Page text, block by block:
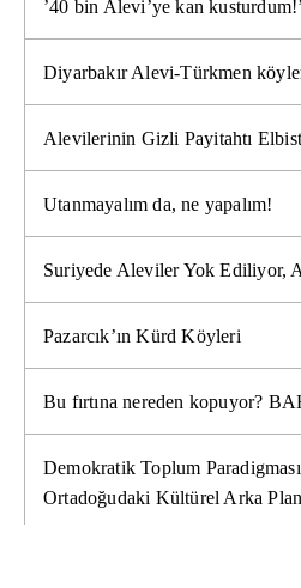
’40 bin Alevi’ye kan kusturdum!’
Diyarbakır Alevi-Türkmen
Alevilerinin Gizli Payitahtı
Utanmayalım da, ne yapalım!
Suriyede Aleviler Yok Ediliyor,
Pazarcık’ın Kürd Köyleri
Bu fırtına nereden kopuyor?
Demokratik Toplum
Ortadoğudaki Kültürel Arka